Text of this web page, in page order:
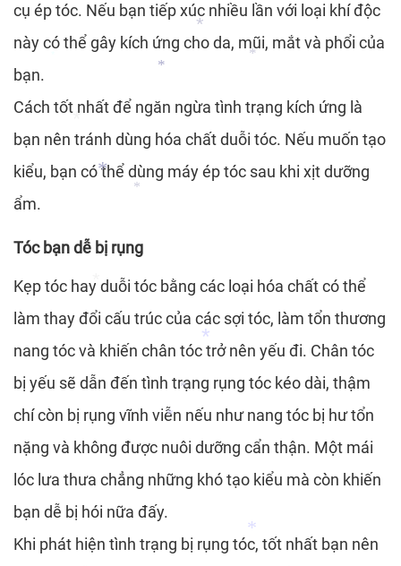
*
*
*
*
*
*
*
*
cụ ép tóc. Nếu bạn tiếp xúc nhiều lần với loại khí độc
này có thể gây kích ứng cho da, mũi, mắt và phổi của
bạn.
Cách tốt nhất để ngăn ngừa tình trạng kích ứng là
bạn nên tránh dùng hóa chất duỗi tóc. Nếu muốn tạo
kiểu, bạn có thể dùng máy ép tóc sau khi xịt dưỡng
ẩm.
Tóc bạn dễ bị rụng
Kẹp tóc hay duỗi tóc bằng các loại hóa chất có thể
làm thay đổi cấu trúc của các sợi tóc, làm tổn thương
nang tóc và khiến chân tóc trở nên yếu đi. Chân tóc
bị yếu sẽ dẫn đến tình trạng rụng tóc kéo dài, thậm
chí còn bị rụng vĩnh viễn nếu như nang tóc bị hư tổn
nặng và không được nuôi dưỡng cẩn thận. Một mái
lóc lưa thưa chẳng những khó tạo kiểu mà còn khiến
bạn dễ bị hói nữa đấy.
Khi phát hiện tình trạng bị rụng tóc, tốt nhất bạn nên